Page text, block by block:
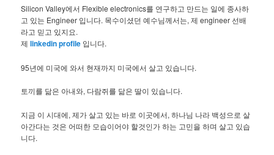
Silicon Valley에서 Flexible electronics를 연구하고 만드는 일에 종사하
고 있는 Engineer 입니다. 목수이셨던 예수님께서는, 제 engineer 선배
라고 믿고 있지요.
제linkedin profile 입니다.
95년에 미국에 와서 현재까지 미국에서 살고 있습니다.
토끼를 닮은 아내와, 다람쥐를 닮은 딸이 있습니다.
지금 이 시대에, 제가 살고 있는 바로 이곳에서, 하나님 나라 백성으로 살
아간다는 것은 어떠한 모습이어야 할것인가 하는 고민을 하며 살고 있습
니다.